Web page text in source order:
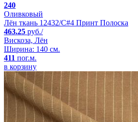
240
Оливковый
Лён ткань 12432/C#4 Принт Полоска
463.25 руб./
Вискоза, Лён
Ширина: 140 см.
411 пог.м.
в корзину